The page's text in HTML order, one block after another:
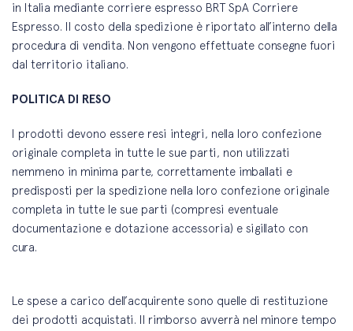
in Italia mediante corriere espresso BRT SpA Corriere
Espresso. Il costo della spedizione è riportato all’interno della
procedura di vendita. Non vengono effettuate consegne fuori
dal territorio italiano.
POLITICA DI RESO
I prodotti devono essere resi integri, nella loro confezione
originale completa in tutte le sue parti, non utilizzati
nemmeno in minima parte, correttamente imballati e
predisposti per la spedizione nella loro confezione originale
completa in tutte le sue parti (compresi eventuale
documentazione e dotazione accessoria) e sigillato con
cura.
Le spese a carico dell’acquirente sono quelle di restituzione
dei prodotti acquistati. Il rimborso avverrà nel minore tempo